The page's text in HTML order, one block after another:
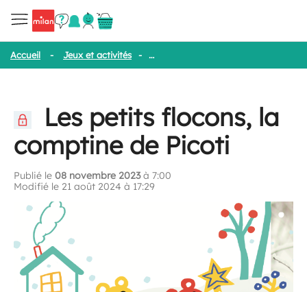
Accueil - Jeux et activités - Les petits flocons, la comptine de
Les petits flocons, la
comptine de Picoti
Publié le 08 novembre 2023à 7:00
Modifié le 21 août 2024 à 17:29